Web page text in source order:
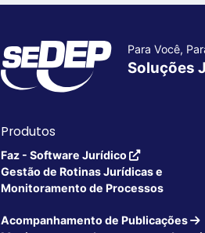
Para Você,
Soluções
Produtos
Faz - Software Jurídico
Gestão de Rotinas Jurídicas e
Monitoramento de Processos
Acompanhamento de Publicações